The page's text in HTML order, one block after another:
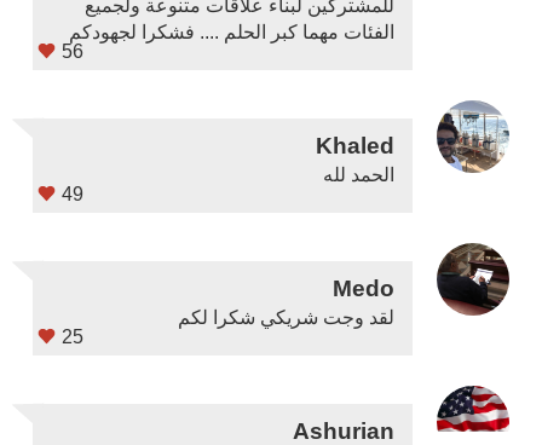
56
للمشتركين لبناء علاقات متنوعة ولجميع
الفئات مهما كبر الحلم .... فشكرا لجهودكم
49
Khaled
الحمد لله
25
Medo
لقد وجت شريكي شكرا لكم
Ashurian